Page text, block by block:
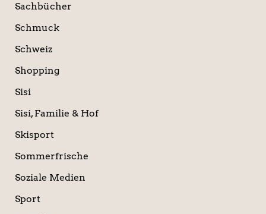
Sachbücher
Schmuck
Schweiz
Shopping
Sisi
Sisi, Familie & Hof
Skisport
Sommerfrische
Soziale Medien
Sport